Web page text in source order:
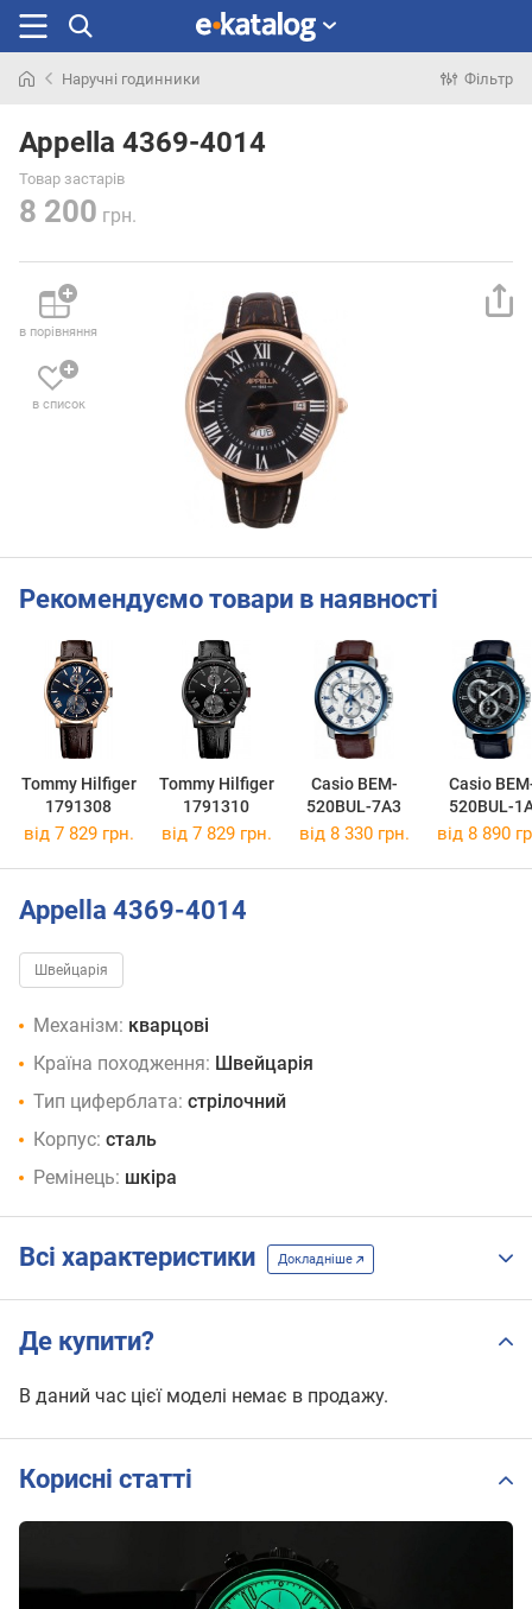
раніше
Наручні годинники Фільтр
Appella 4369-4014
Товар застарів
8 200 грн.
в порівняння
в список
Рекомендуємо товари в наявності
Tommy Hilfiger
1791308
Tommy Hilfiger
1791310
Casio BEM-
520BUL-7A3
Casio
520BUL-
від 7 829 грн. від 7 829 грн. від 8 330 грн. від 8 890
Appella 4369-4014
Швейцарія
Механізм: кварцові
Країна походження: Швейцарія
Тип циферблата: стрілочний
Корпус: сталь
Ремінець: шкіра
Всі характеристики Докладніше
Де купити?
В даний час цієї моделі немає в продажу.
Корисні статті